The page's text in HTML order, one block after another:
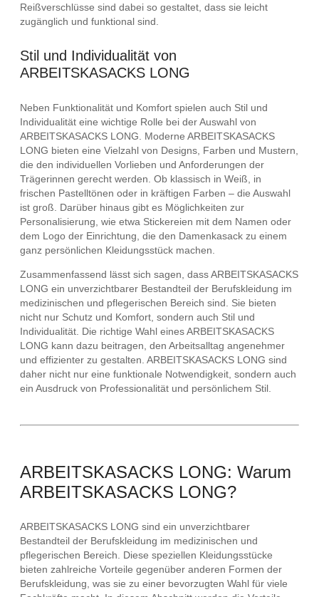
Reißverschlüsse sind dabei so gestaltet, dass sie leicht
zugänglich und funktional sind.
Stil und Individualität von
ARBEITSKASACKS LONG
Neben Funktionalität und Komfort spielen auch Stil und
Individualität eine wichtige Rolle bei der Auswahl von
ARBEITSKASACKS LONG. Moderne ARBEITSKASACKS
LONG bieten eine Vielzahl von Designs, Farben und Mustern,
die den individuellen Vorlieben und Anforderungen der
Trägerinnen gerecht werden. Ob klassisch in Weiß, in
frischen Pastelltönen oder in kräftigen Farben – die Auswahl
ist groß. Darüber hinaus gibt es Möglichkeiten zur
Personalisierung, wie etwa Stickereien mit dem Namen oder
dem Logo der Einrichtung, die den Damenkasack zu einem
ganz persönlichen Kleidungsstück machen.
Zusammenfassend lässt sich sagen, dass ARBEITSKASACKS
LONG ein unverzichtbarer Bestandteil der Berufskleidung im
medizinischen und pflegerischen Bereich sind. Sie bieten
nicht nur Schutz und Komfort, sondern auch Stil und
Individualität. Die richtige Wahl eines ARBEITSKASACKS
LONG kann dazu beitragen, den Arbeitsalltag angenehmer
und effizienter zu gestalten. ARBEITSKASACKS LONG sind
daher nicht nur eine funktionale Notwendigkeit, sondern auch
ein Ausdruck von Professionalität und persönlichem Stil.
ARBEITSKASACKS LONG: Warum
ARBEITSKASACKS LONG?
ARBEITSKASACKS LONG sind ein unverzichtbarer
Bestandteil der Berufskleidung im medizinischen und
pflegerischen Bereich. Diese speziellen Kleidungsstücke
bieten zahlreiche Vorteile gegenüber anderen Formen der
Berufskleidung, was sie zu einer bevorzugten Wahl für viele